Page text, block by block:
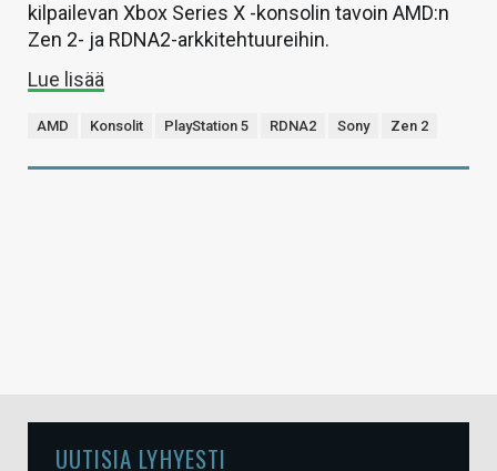
kilpailevan Xbox Series X -konsolin tavoin AMD:n
Zen 2- ja RDNA2-arkkitehtuureihin.
Lue lisää
AMD Konsolit PlayStation 5 RDNA2 Sony Zen 2
UUTISIA LYHYESTI